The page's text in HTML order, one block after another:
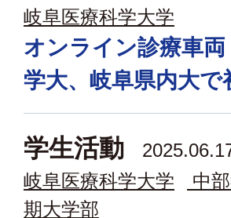
岐阜医療科学大学
オンライン診療車
学大、岐阜県内大で
学生活動
岐阜医療科学大学
中
期大学部